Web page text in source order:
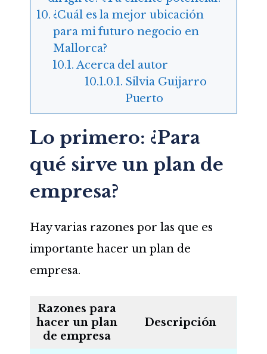
¿Cuál es la mejor ubicación
para mi futuro negocio en
Mallorca?
Acerca del autor
Silvia Guijarro
Puerto
Lo primero: ¿Para
qué sirve un plan de
empresa?
Hay varias razones por las que es
importante hacer un plan de
empresa.
Razones para
hacer un plan
de empresa
Descripción